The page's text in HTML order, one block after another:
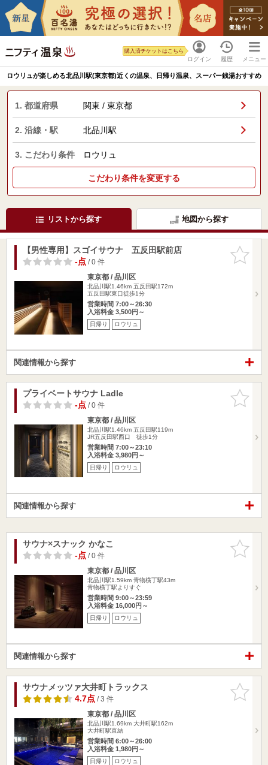
ログイン
購入済チケットはこちら
履歴 メニュー
ロウリュが楽しめる北品川駅(東京都)近くの温泉、日帰り温泉、スーパー銭湯おすすめ
1. 都道府県 関東 / 東京都
2. 沿線・駅 北品川駅
3. こだわり条件 ロウリュ
こだわり条件を変更する
リストから探す 地図から探す
お気に入
りに追加
【男性専用】スゴイサウナ 五反田駅前店
-点/ 0 件
東京都 / 品川区
北品川駅1.46km 五反田駅172m
五反田駅東口徒歩1分
営業時間 7:00～26:30
入浴料金 3,500円～
日帰り ロウリュ
関連情報から探す
お気に入
りに追加
プライベートサウナ Ladle
-点/ 0 件
東京都 / 品川区
北品川駅1.46km 五反田駅119m
JR五反田駅西口 徒歩1分
営業時間 7:00～23:10
入浴料金 3,980円～
日帰り ロウリュ
関連情報から探す
お気に入
りに追加
サウナ×スナック かなこ
-点/ 0 件
東京都 / 品川区
北品川駅1.59km 青物横丁駅43m
青物横丁駅よりすぐ
営業時間 9:00～23:59
入浴料金 16,000円～
日帰り ロウリュ
関連情報から探す
お気に入
りに追加
サウナメッツァ大井町トラックス
4.7点/ 3 件
東京都 / 品川区
北品川駅1.69km 大井町駅162m
大井町駅直結
営業時間 6:00～26:00
入浴料金 1,980円～
日帰り ロウリュ